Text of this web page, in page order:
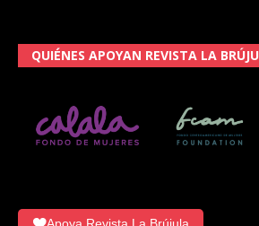
QUIÉNES APOYAN REVISTA LA